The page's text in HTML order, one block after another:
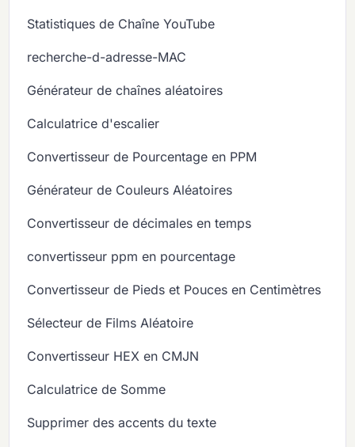
Statistiques de Chaîne YouTube
recherche-d-adresse-MAC
Générateur de chaînes aléatoires
Calculatrice d'escalier
Convertisseur de Pourcentage en PPM
Générateur de Couleurs Aléatoires
Convertisseur de décimales en temps
convertisseur ppm en pourcentage
Convertisseur de Pieds et Pouces en Centimètres
Sélecteur de Films Aléatoire
Convertisseur HEX en CMJN
Calculatrice de Somme
Supprimer des accents du texte